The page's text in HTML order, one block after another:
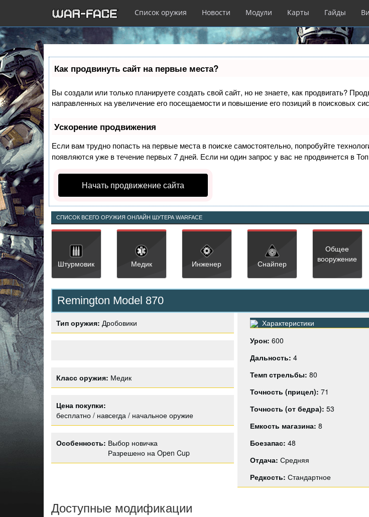
Перейти
к
основному
содержанию
Список оружия Новости Модули Карты Гайды
Как продвинуть сайт на первые места?
Вы создали или только планируете создать свой сайт, но не знаете, как продвигать?
направленных на увеличение его посещаемости и повышение его позиций в поисковых
Ускорение продвижения
Если вам трудно попасть на первые места в поиске самостоятельно, попробуйте
появляются уже в течение первых 7 дней. Если ни один запрос у вас не продвинется в
Начать продвижение сайта
СПИСОК ВСЕГО ОРУЖИЯ ОНЛАЙН ШУТЕРА WARFACE
Штурмовик Медик Инженер Снайпер
Общее
вооружение
Remington Model 870
Тип оружия: Дробовики
Класс оружия: Медик
Цена покупки:
бесплатно / навсегда / начальное оружие
Особенность: Выбор новичка
Разрешено на Open Cup
Характеристики
Урон:600
Дальность:4
Темп стрельбы:80
Точность (прицел):71
Точность (от бедра):53
Емкость магазина:8
Боезапас:48
Отдача:Средняя
Редкость:Стандартное
Доступные модификации